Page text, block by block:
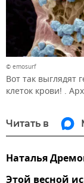
© emosurf
Вот так выглядят
клеток крови! .
Читать в
Наталья